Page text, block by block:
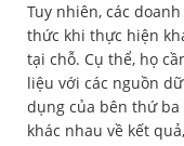
Tuy nhiên, các
thức khi thực hiện
tại chỗ. Cụ thể, họ
liệu với các nguồn
dụng của bên thứ ba
khác nhau về kết